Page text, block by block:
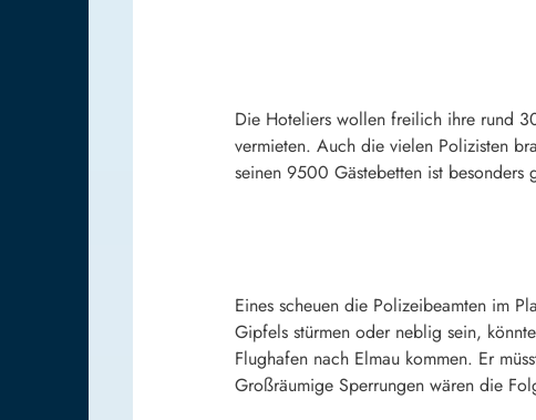
Die Hoteliers wollen freilich ihre rund
vermieten. Auch die vielen Polizisten
seinen 9500 Gästebetten ist
Eines scheuen die Polizeibeamten im
Gipfels stürmen oder neblig sein,
Flughafen nach Elmau kommen. Er
Großräumige Sperrungen wären die